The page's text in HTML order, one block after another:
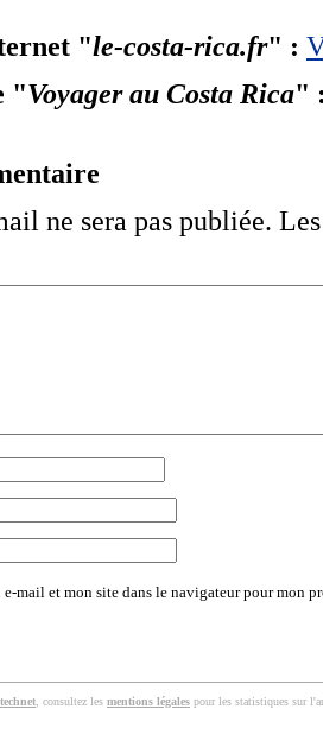
"le-costa-rica.fr" :
"Voyager au Costa Rica"
ne sera pas publiée.
mail et mon site dans le navigateur pour mon
, consultez les mentions légales pour les statistiques sur